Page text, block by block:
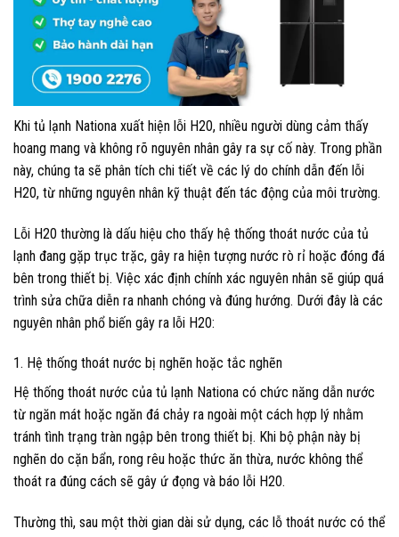
Khi tủ lạnh Nationa xuất hiện lỗi H20, nhiều người dùng cảm thấy
hoang mang và không rõ nguyên nhân gây ra sự cố này. Trong phần
này, chúng ta sẽ phân tích chi tiết về các lý do chính dẫn đến lỗi
H20, từ những nguyên nhân kỹ thuật đến tác động của môi trường.
Lỗi H20 thường là dấu hiệu cho thấy hệ thống thoát nước của tủ
lạnh đang gặp trục trặc, gây ra hiện tượng nước rò rỉ hoặc đóng đá
bên trong thiết bị. Việc xác định chính xác nguyên nhân sẽ giúp quá
trình sửa chữa diễn ra nhanh chóng và đúng hướng. Dưới đây là các
nguyên nhân phổ biến gây ra lỗi H20:
1. Hệ thống thoát nước bị nghẽn hoặc tắc nghẽn
Hệ thống thoát nước của tủ lạnh Nationa có chức năng dẫn nước
từ ngăn mát hoặc ngăn đá chảy ra ngoài một cách hợp lý nhằm
tránh tình trạng tràn ngập bên trong thiết bị. Khi bộ phận này bị
nghẽn do cặn bẩn, rong rêu hoặc thức ăn thừa, nước không thể
thoát ra đúng cách sẽ gây ứ đọng và báo lỗi H20.
Thường thì, sau một thời gian dài sử dụng, các lỗ thoát nước có thể